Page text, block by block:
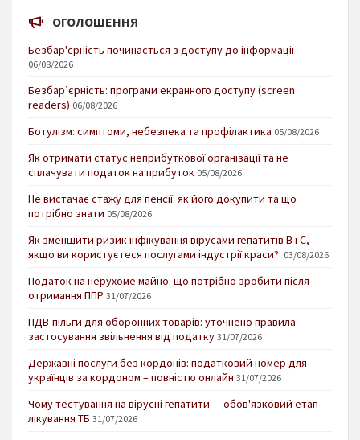
ОГОЛОШЕННЯ
Безбар'єрність починається з доступу до інформації
06/08/2026
Безбар’єрність: програми екранного доступу (screen
readers) 06/08/2026
Ботулізм: симптоми, небезпека та профілактика 05/08/2026
Як отримати статус неприбуткової організації та не
сплачувати податок на прибуток 05/08/2026
Не вистачає стажу для пенсії: як його докупити та що
потрібно знати 05/08/2026
Як зменшити ризик інфікування вірусами гепатитів В і С,
якщо ви користуєтеся послугами індустрії краси? 03/08/2026
Податок на нерухоме майно: що потрібно зробити після
отримання ППР 31/07/2026
ПДВ-пільги для оборонних товарів: уточнено правила
застосування звільнення від податку 31/07/2026
Державні послуги без кордонів: податковий номер для
українців за кордоном – повністю онлайн 31/07/2026
Чому тестування на вірусні гепатити — обов'язковий етап
лікування ТБ 31/07/2026